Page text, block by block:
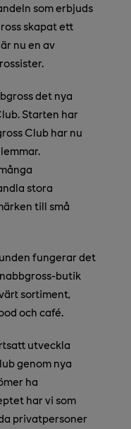
som erbjuds
skapat ett
nu en av
det nya
Starten har
Club har nu
stora
till små
fungerar det
butik
sortiment,
och café.
utveckla
genom nya
ha
har vi som
privatpersoner